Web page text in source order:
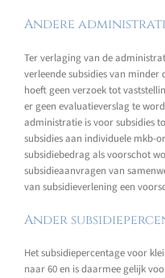
Andere
Ter verlaging van de
verleende subsidies van minder
hoeft geen verzoek tot
er geen evaluatieverslag te
administratie is voor subsidies
subsidies aan individuele mkb-
subsidiebedrag als voorschot
subsidieaanvragen van
van subsidieverlening een
Ander
Het subsidiepercentage voor
naar 60 en is daarmee gelijk